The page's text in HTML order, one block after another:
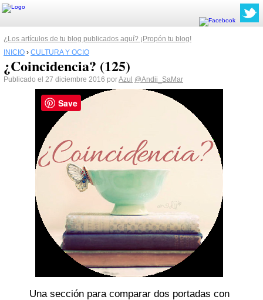
¿Los artículos de tu blog publicados aquí? ¡Propón tu blog!
INICIO › CULTURA Y OCIO
¿Coincidencia? (125)
Publicado el 27 diciembre 2016 porAzul @Andii_SaMar
Una sección para comparar dos portadas con
Save